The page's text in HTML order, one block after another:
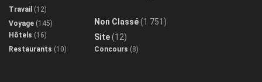
Travail (12)
Voyage (145)
Hôtels (16)
Restaurants (10)
Non Classé(1 751)
Site(12)
Concours (8)